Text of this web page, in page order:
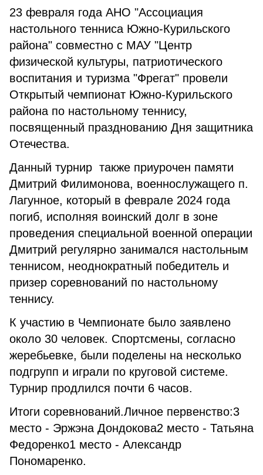
23 февраля года АНО "Ассоциация
настольного тенниса Южно-Курильского
района" совместно с МАУ "Центр
физической культуры, патриотического
воспитания и туризма "Фрегат" провели
Открытый чемпионат Южно-Курильского
района по настольному теннису,
посвященный празднованию Дня защитника
Отечества.
Данный турнир также приурочен памяти
Дмитрий Филимонова, военнослужащего п.
Лагунное, который в феврале 2024 года
погиб, исполняя воинский долг в зоне
проведения специальной военной операции
Дмитрий регулярно занимался настольным
теннисом, неоднократный победитель и
призер соревнований по настольному
теннису.
К участию в Чемпионате было заявлено
около 30 человек. Спортсмены, согласно
жеребьевке, были поделены на несколько
подгрупп и играли по круговой системе.
Турнир продлился почти 6 часов.
Итоги соревнований.Личное первенство:3
место - Эржэна Дондокова2 место - Татьяна
Федоренко1 место - Александр
Пономаренко.